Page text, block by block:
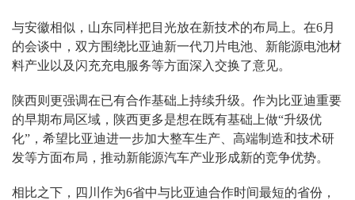
与安徽相似，山东同样把目光放在新技术的布局上。在6月
的会谈中，双方围绕比亚迪新一代刀片电池、新能源电池材
料产业以及闪充充电服务等方面深入交换了意见。
陕西则更强调在已有合作基础上持续升级。作为比亚迪重要
的早期布局区域，陕西更多是想在既有基础上做“升级优
化”，希望比亚迪进一步加大整车生产、高端制造和技术研
发等方面布局，推动新能源汽车产业形成新的竞争优势。
相比之下，四川作为6省中与比亚迪合作时间最短的省份，